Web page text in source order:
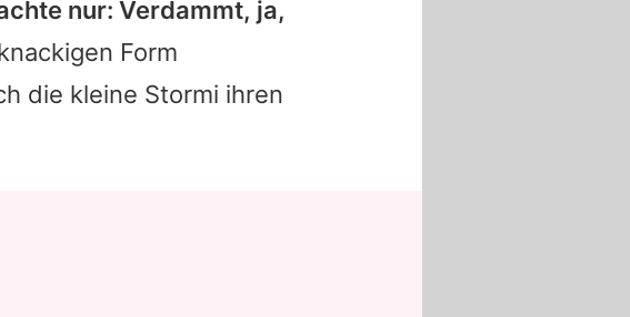
nur: Verdammt, ja,
Form
die kleine Stormi ihren